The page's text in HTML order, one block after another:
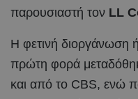
παρουσιαστή τον LL
Η φετινή διοργάνωση
πρώτη φορά
και από το CBS, ενώ